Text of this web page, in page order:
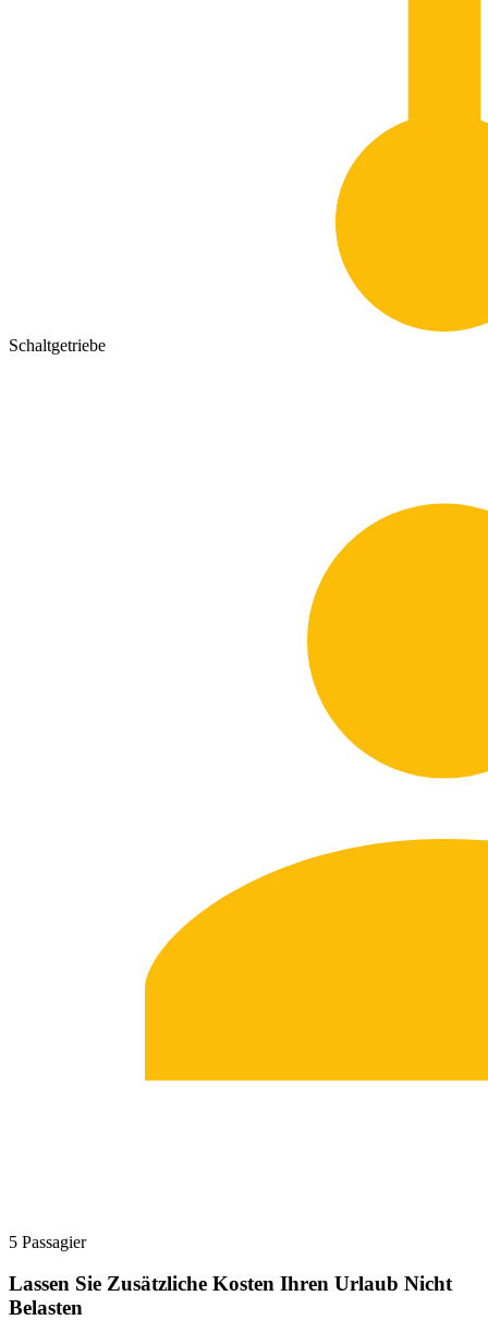
Schaltgetriebe
5 Passagier
Lassen Sie Zusätzliche Kosten Ihren Urlaub Nicht
Belasten